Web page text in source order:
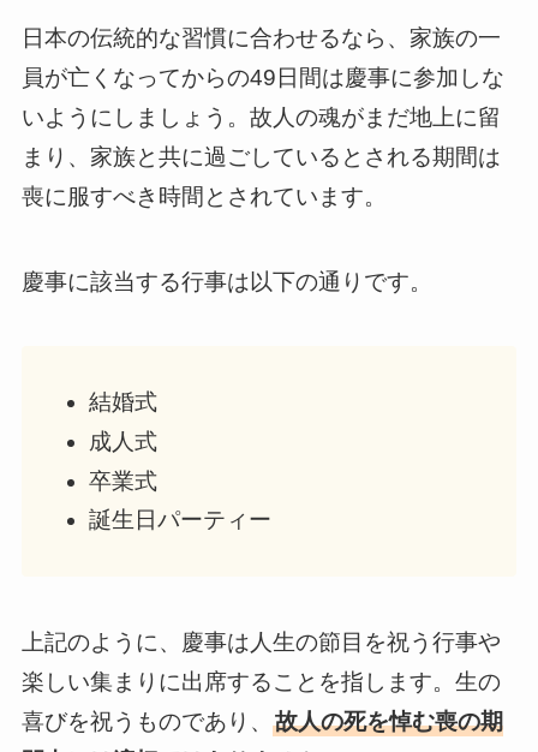
日本の伝統的な習慣に合わせるなら、家族の一
員が亡くなってからの49日間は慶事に参加しな
いようにしましょう。故人の魂がまだ地上に留
まり、家族と共に過ごしているとされる期間は
喪に服すべき時間とされています。
慶事に該当する行事は以下の通りです。
結婚式
成人式
卒業式
誕生日パーティー
上記のように、慶事は人生の節目を祝う行事や
楽しい集まりに出席することを指します。生の
喜びを祝うものであり、 故人の死を悼む喪の期